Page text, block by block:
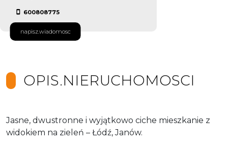
600808775
napisz.wiadomosc
OPIS.NIERUCHOMOSCI
Jasne, dwustronne i wyjątkowo ciche mieszkanie z
widokiem na zieleń – Łódź, Janów.